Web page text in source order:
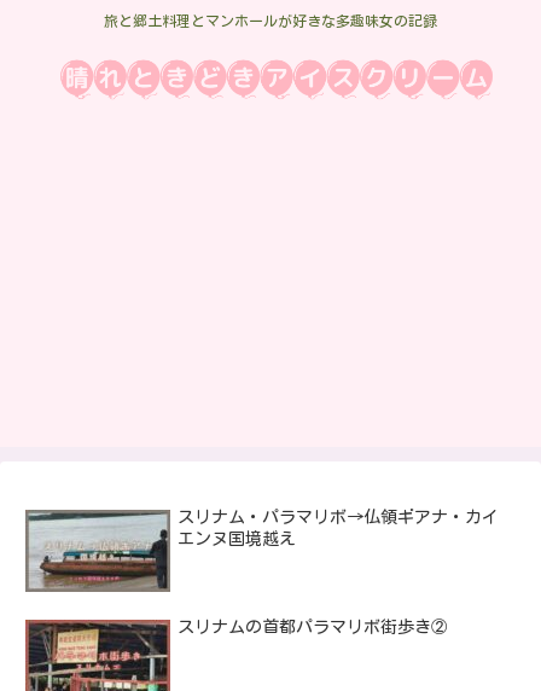
旅と郷土料理とマンホールが好きな多趣味女の記録
スリナム・パラマリボ→仏領ギアナ・カイ
エンヌ国境越え
スリナムの首都パラマリボ街歩き②